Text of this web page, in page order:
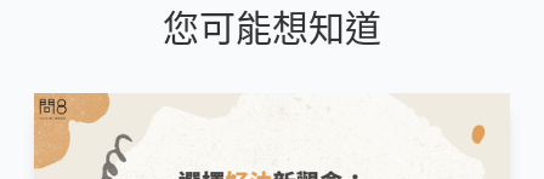
您可能想知道